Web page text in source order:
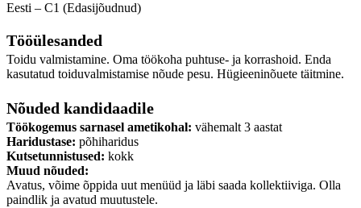
Eesti – C1 (Edasijõudnud)
Tööülesanded
Toidu valmistamine. Oma töökoha puhtuse- ja korrashoid. Enda
kasutatud toiduvalmistamise nõude pesu. Hügieeninõuete täitmine.
Nõuded kandidaadile
Töökogemus sarnasel ametikohal: vähemalt 3 aastat
Haridustase: põhiharidus
Kutsetunnistused: kokk
Muud nõuded:
Avatus, võime õppida uut menüüd ja läbi saada kollektiiviga. Olla
paindlik ja avatud muutustele.